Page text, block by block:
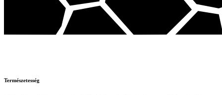
Természetesség